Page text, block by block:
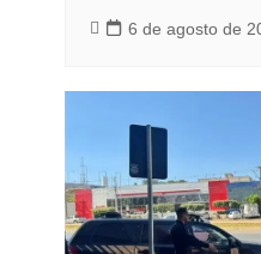
6 de agosto de